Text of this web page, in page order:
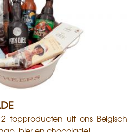
topproducten uit ons Belgisch